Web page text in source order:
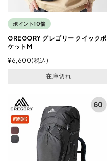
ポイント10倍
GREGORY グレゴリー クイックポ
ケットM
¥6,600 税込
在庫切れ